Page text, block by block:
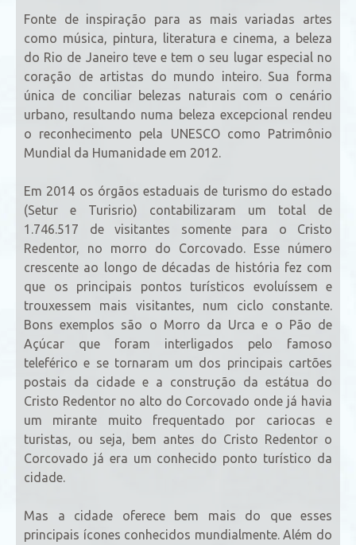
Fonte de inspiração para as mais variadas artes
como música, pintura, literatura e cinema, a beleza
do Rio de Janeiro teve e tem o seu lugar especial no
coração de artistas do mundo inteiro. Sua forma
única de conciliar belezas naturais com o cenário
urbano, resultando numa beleza excepcional rendeu
o reconhecimento pela UNESCO como Patrimônio
Mundial da Humanidade em 2012.
Em 2014 os órgãos estaduais de turismo do estado
(Setur e Turisrio) contabilizaram um total de
1.746.517 de visitantes somente para o Cristo
Redentor, no morro do Corcovado. Esse número
crescente ao longo de décadas de história fez com
que os principais pontos turísticos evoluíssem e
trouxessem mais visitantes, num ciclo constante.
Bons exemplos são o Morro da Urca e o Pão de
Açúcar que foram interligados pelo famoso
teleférico e se tornaram um dos principais cartões
postais da cidade e a construção da estátua do
Cristo Redentor no alto do Corcovado onde já havia
um mirante muito frequentado por cariocas e
turistas, ou seja, bem antes do Cristo Redentor o
Corcovado já era um conhecido ponto turístico da
cidade.
Mas a cidade oferece bem mais do que esses
principais ícones conhecidos mundialmente. Além do